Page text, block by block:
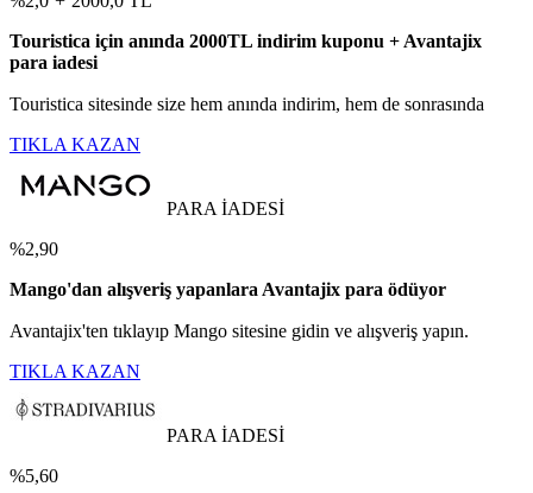
Touristica için anında 2000TL indirim kuponu + Avantajix
para iadesi
Touristica sitesinde size hem anında indirim, hem de sonrasında
TIKLA KAZAN
PARA İADESİ
%2,90
Mango'dan alışveriş yapanlara Avantajix para ödüyor
Avantajix'ten tıklayıp Mango sitesine gidin ve alışveriş yapın.
TIKLA KAZAN
PARA İADESİ
%5,60